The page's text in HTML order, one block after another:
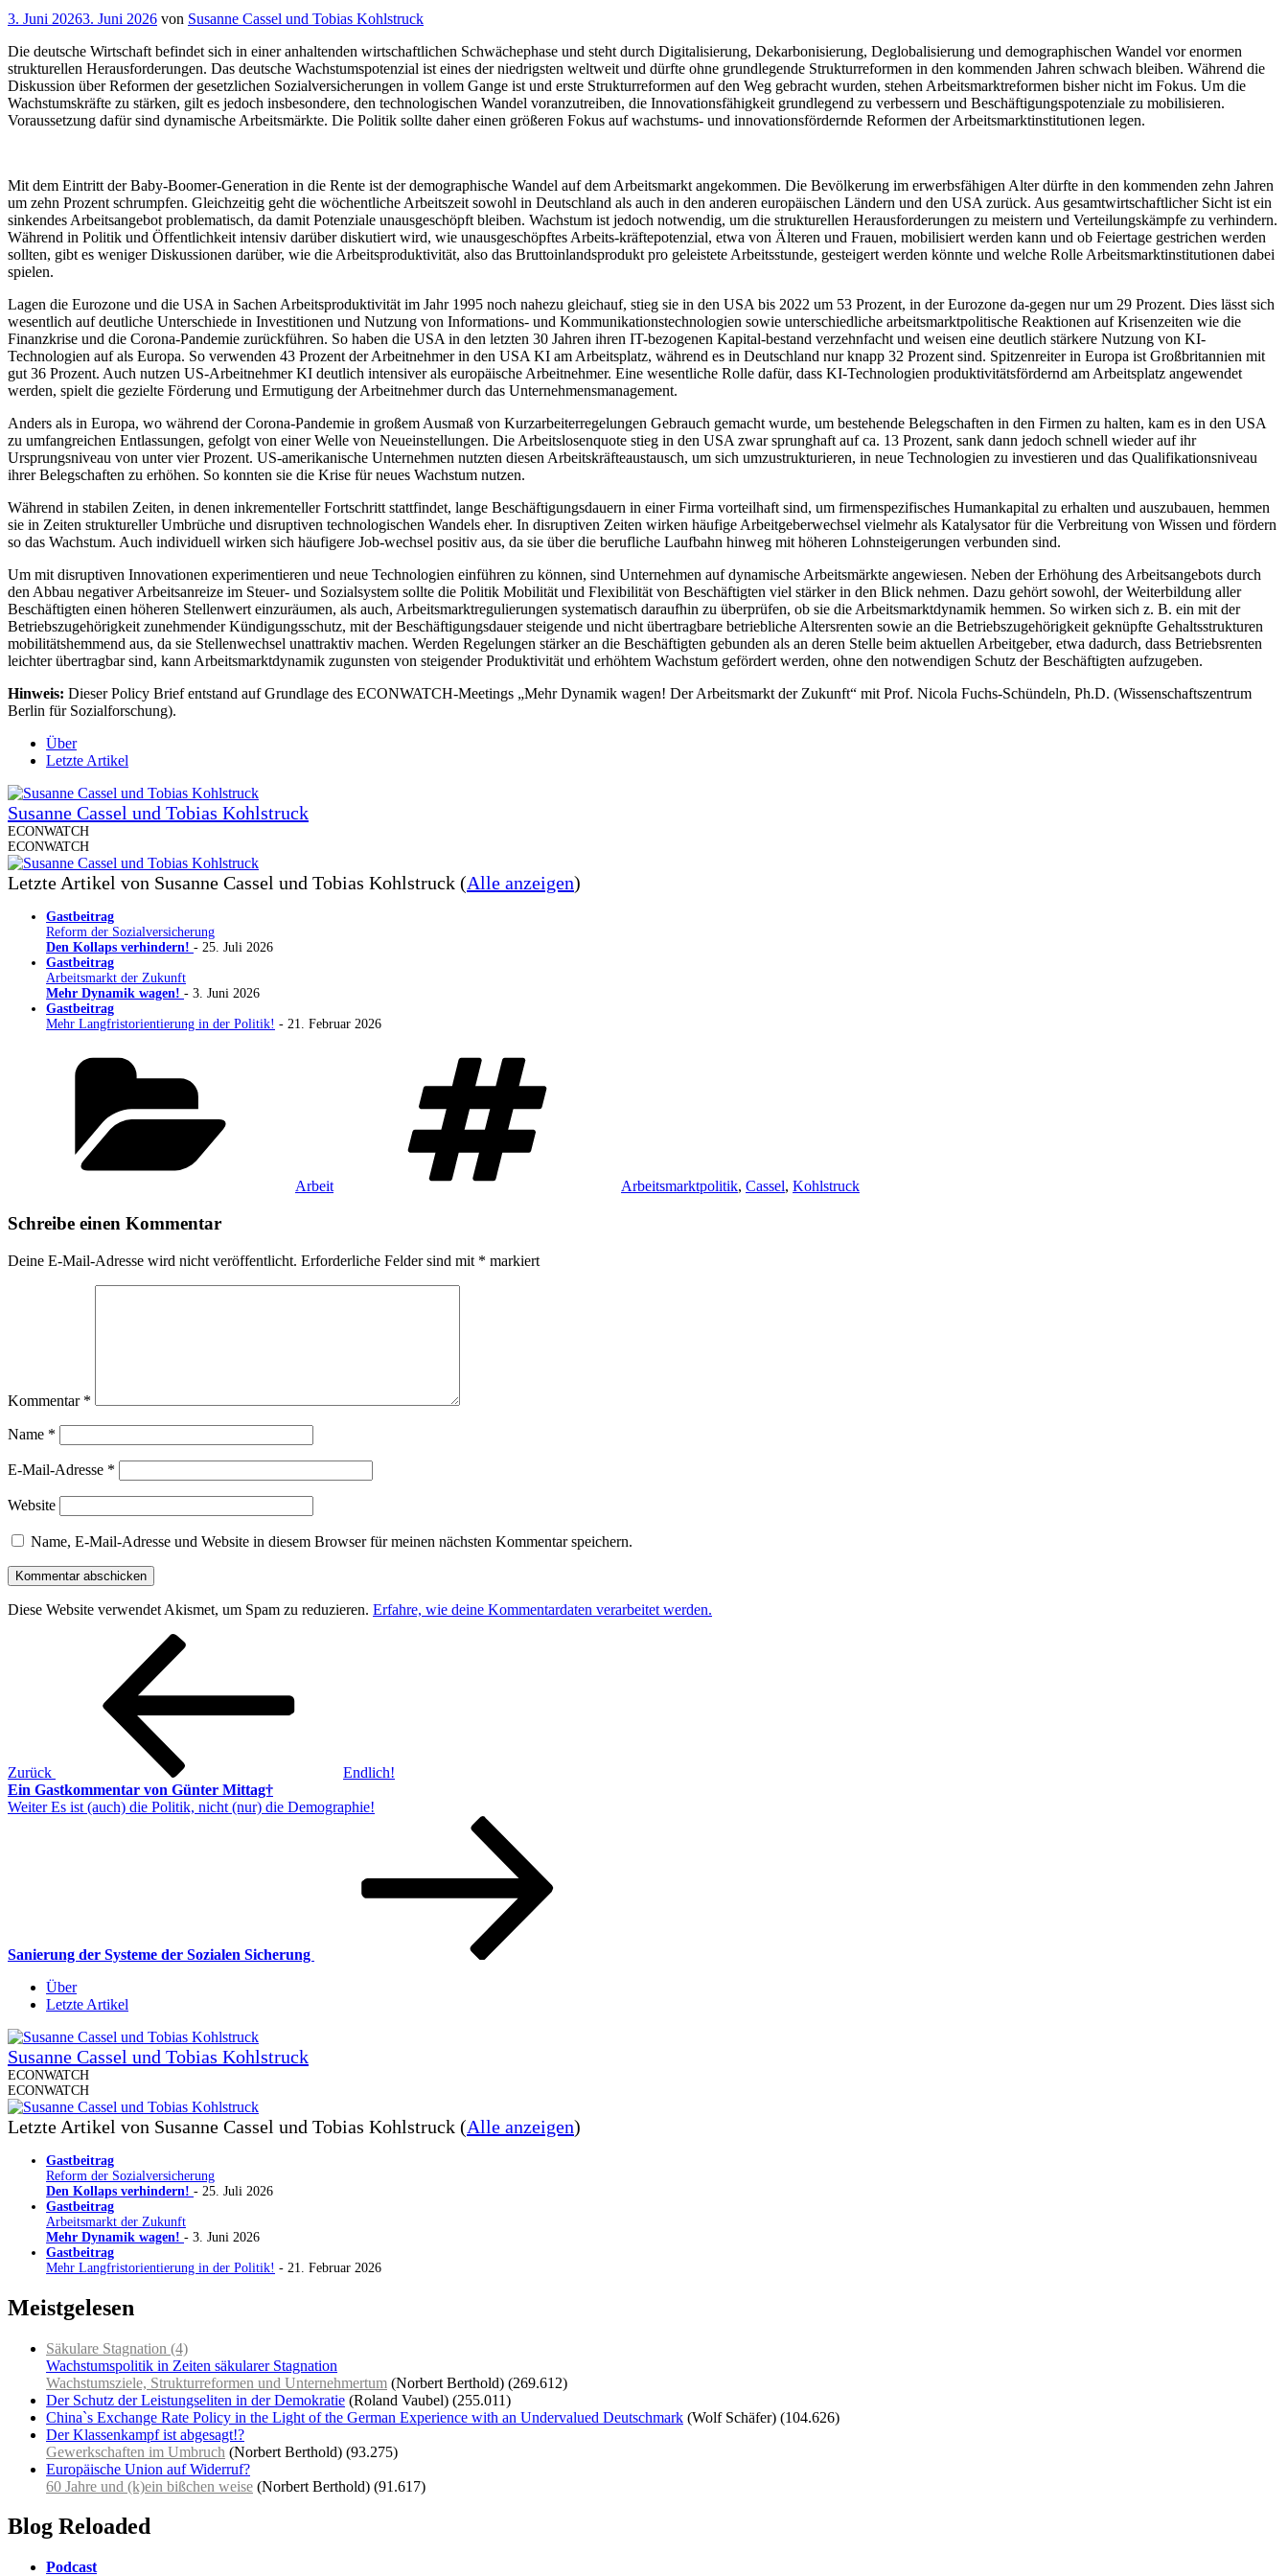
Veröffentlicht
3. Juni 20263. Juni 2026 von Susanne Cassel und Tobias Kohlstruck
Die deutsche Wirtschaft befindet sich in einer anhaltenden wirtschaftlichen Schwächephase und steht durch Digitalisierung, Dekarbonisierung, Deglobalisierung und demographischen Wandel vor enormen
strukturellen Herausforderungen. Das deutsche Wachstumspotenzial ist eines der niedrigsten weltweit und dürfte ohne grundlegende Strukturreformen in den kommenden Jahren schwach bleiben. Während die
Diskussion über Reformen der gesetzlichen Sozialversicherungen in vollem Gange ist und erste Strukturreformen auf den Weg gebracht wurden, stehen Arbeitsmarktreformen bisher nicht im Fokus. Um die
Wachstumskräfte zu stärken, gilt es jedoch insbesondere, den technologischen Wandel voranzutreiben, die Innovationsfähigkeit grundlegend zu verbessern und Beschäftigungspotenziale zu mobilisieren.
Voraussetzung dafür sind dynamische Arbeitsmärkte. Die Politik sollte daher einen größeren Fokus auf wachstums- und innovationsfördernde Reformen der Arbeitsmarktinstitutionen legen.
Mit dem Eintritt der Baby-Boomer-Generation in die Rente ist der demographische Wandel auf dem Arbeitsmarkt angekommen. Die Bevölkerung im erwerbsfähigen Alter dürfte in den kommenden zehn Jahren
um zehn Prozent schrumpfen. Gleichzeitig geht die wöchentliche Arbeitszeit sowohl in Deutschland als auch in den anderen europäischen Ländern und den USA zurück. Aus gesamtwirtschaftlicher Sicht ist ein
sinkendes Arbeitsangebot problematisch, da damit Potenziale unausgeschöpft bleiben. Wachstum ist jedoch notwendig, um die strukturellen Herausforderungen zu meistern und Verteilungskämpfe zu verhindern.
Während in Politik und Öffentlichkeit intensiv darüber diskutiert wird, wie unausgeschöpftes Arbeits-kräftepotenzial, etwa von Älteren und Frauen, mobilisiert werden kann und ob Feiertage gestrichen werden
sollten, gibt es weniger Diskussionen darüber, wie die Arbeitsproduktivität, also das Bruttoinlandsprodukt pro geleistete Arbeitsstunde, gesteigert werden könnte und welche Rolle Arbeitsmarktinstitutionen dabei
spielen.
Lagen die Eurozone und die USA in Sachen Arbeitsproduktivität im Jahr 1995 noch nahezu gleichauf, stieg sie in den USA bis 2022 um 53 Prozent, in der Eurozone da-gegen nur um 29 Prozent. Dies lässt sich
wesentlich auf deutliche Unterschiede in Investitionen und Nutzung von Informations- und Kommunikationstechnologien sowie unterschiedliche arbeitsmarktpolitische Reaktionen auf Krisenzeiten wie die
Finanzkrise und die Corona-Pandemie zurückführen. So haben die USA in den letzten 30 Jahren ihren IT-bezogenen Kapital-bestand verzehnfacht und weisen eine deutlich stärkere Nutzung von KI-
Technologien auf als Europa. So verwenden 43 Prozent der Arbeitnehmer in den USA KI am Arbeitsplatz, während es in Deutschland nur knapp 32 Prozent sind. Spitzenreiter in Europa ist Großbritannien mit
gut 36 Prozent. Auch nutzen US-Arbeitnehmer KI deutlich intensiver als europäische Arbeitnehmer. Eine wesentliche Rolle dafür, dass KI-Technologien produktivitätsfördernd am Arbeitsplatz angewendet
werden, spielt die gezielte Förderung und Ermutigung der Arbeitnehmer durch das Unternehmensmanagement.
Anders als in Europa, wo während der Corona-Pandemie in großem Ausmaß von Kurzarbeiterregelungen Gebrauch gemacht wurde, um bestehende Belegschaften in den Firmen zu halten, kam es in den USA
zu umfangreichen Entlassungen, gefolgt von einer Welle von Neueinstellungen. Die Arbeitslosenquote stieg in den USA zwar sprunghaft auf ca. 13 Prozent, sank dann jedoch schnell wieder auf ihr
Ursprungsniveau von unter vier Prozent. US-amerikanische Unternehmen nutzten diesen Arbeitskräfteaustausch, um sich umzustrukturieren, in neue Technologien zu investieren und das Qualifikationsniveau
ihrer Belegschaften zu erhöhen. So konnten sie die Krise für neues Wachstum nutzen.
Während in stabilen Zeiten, in denen inkrementeller Fortschritt stattfindet, lange Beschäftigungsdauern in einer Firma vorteilhaft sind, um firmenspezifisches Humankapital zu erhalten und auszubauen, hemmen
sie in Zeiten struktureller Umbrüche und disruptiven technologischen Wandels eher. In disruptiven Zeiten wirken häufige Arbeitgeberwechsel vielmehr als Katalysator für die Verbreitung von Wissen und fördern
so das Wachstum. Auch individuell wirken sich häufigere Job-wechsel positiv aus, da sie über die berufliche Laufbahn hinweg mit höheren Lohnsteigerungen verbunden sind.
Um mit disruptiven Innovationen experimentieren und neue Technologien einführen zu können, sind Unternehmen auf dynamische Arbeitsmärkte angewiesen. Neben der Erhöhung des Arbeitsangebots durch
den Abbau negativer Arbeitsanreize im Steuer- und Sozialsystem sollte die Politik Mobilität und Flexibilität von Beschäftigten viel stärker in den Blick nehmen. Dazu gehört sowohl, der Weiterbildung aller
Beschäftigten einen höheren Stellenwert einzuräumen, als auch, Arbeitsmarktregulierungen systematisch daraufhin zu überprüfen, ob sie die Arbeitsmarktdynamik hemmen. So wirken sich z. B. ein mit der
Betriebszugehörigkeit zunehmender Kündigungsschutz, mit der Beschäftigungsdauer steigende und nicht übertragbare betriebliche Altersrenten sowie an die Betriebszugehörigkeit geknüpfte Gehaltsstrukturen
mobilitätshemmend aus, da sie Stellenwechsel unattraktiv machen. Werden Regelungen stärker an die Beschäftigten gebunden als an deren Stelle beim aktuellen Arbeitgeber, etwa dadurch, dass Betriebsrenten
leichter übertragbar sind, kann Arbeitsmarktdynamik zugunsten von steigender Produktivität und erhöhtem Wachstum gefördert werden, ohne den notwendigen Schutz der Beschäftigten aufzugeben.
Hinweis: Dieser Policy Brief entstand auf Grundlage des ECONWATCH-Meetings „Mehr Dynamik wagen! Der Arbeitsmarkt der Zukunft“ mit Prof. Nicola Fuchs-Schündeln, Ph.D. (Wissenschaftszentrum
Berlin für Sozialforschung).
Über
Letzte Artikel
Susanne Cassel und Tobias Kohlstruck
ECONWATCH
ECONWATCH
Letzte Artikel von Susanne Cassel und Tobias Kohlstruck (Alle anzeigen)
Gastbeitrag
Reform der Sozialversicherung
Den Kollaps verhindern! - 25. Juli 2026
Gastbeitrag
Arbeitsmarkt der Zukunft
Mehr Dynamik wagen! - 3. Juni 2026
Gastbeitrag
Mehr Langfristorientierung in der Politik! - 21. Februar 2026
Arbeit Arbeitsmarktpolitik, Cassel, Kohlstruck
Schreibe einen Kommentar
Deine E-Mail-Adresse wird nicht veröffentlicht. Erforderliche Felder sind mit * markiert
Kommentar *
Name *
E-Mail-Adresse *
Website
Name, E-Mail-Adresse und Website in diesem Browser für meinen nächsten Kommentar speichern.
Diese Website verwendet Akismet, um Spam zu reduzieren. Erfahre, wie deine Kommentardaten verarbeitet werden.
Beitragsnavigation
Zurück
Endlich!
Ein Gastkommentar von Günter Mittag†
Nächster
Weiter Es ist (auch) die Politik, nicht (nur) die Demographie!
Sanierung der Systeme der Sozialen Sicherung
Über
Letzte Artikel
Susanne Cassel und Tobias Kohlstruck
ECONWATCH
ECONWATCH
Letzte Artikel von Susanne Cassel und Tobias Kohlstruck (Alle anzeigen)
Gastbeitrag
Reform der Sozialversicherung
Den Kollaps verhindern! - 25. Juli 2026
Gastbeitrag
Arbeitsmarkt der Zukunft
Mehr Dynamik wagen! - 3. Juni 2026
Gastbeitrag
Mehr Langfristorientierung in der Politik! - 21. Februar 2026
Meistgelesen
Säkulare Stagnation (4)
Wachstumspolitik in Zeiten säkularer Stagnation
Wachstumsziele, Strukturreformen und Unternehmertum (Norbert Berthold) (269.612)
Der Schutz der Leistungseliten in der Demokratie (Roland Vaubel) (255.011)
China`s Exchange Rate Policy in the Light of the German Experience with an Undervalued Deutschmark (Wolf Schäfer) (104.626)
Der Klassenkampf ist abgesagt!?
Gewerkschaften im Umbruch (Norbert Berthold) (93.275)
Europäische Union auf Widerruf?
60 Jahre und (k)ein bißchen weise (Norbert Berthold) (91.617)
Blog Reloaded
Podcast